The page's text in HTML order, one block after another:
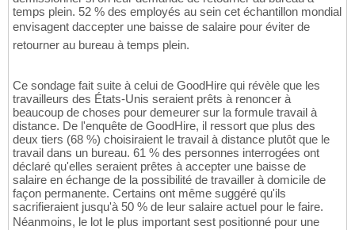
temps plein. 52 % des employés au sein cet échantillon mondial
envisagent daccepter une baisse de salaire pour éviter de
retourner au bureau à temps plein.
Ce sondage fait suite à celui de GoodHire qui révèle que les
travailleurs des États-Unis seraient prêts à renoncer à
beaucoup de choses pour demeurer sur la formule travail à
distance. De l'enquête de GoodHire, il ressort que plus des
deux tiers (68 %) choisiraient le travail à distance plutôt que le
travail dans un bureau. 61 % des personnes interrogées ont
déclaré qu'elles seraient prêtes à accepter une baisse de
salaire en échange de la possibilité de travailler à domicile de
façon permanente. Certains ont même suggéré qu'ils
sacrifieraient jusqu'à 50 % de leur salaire actuel pour le faire.
Néanmoins, le lot le plus important sest positionné pour une